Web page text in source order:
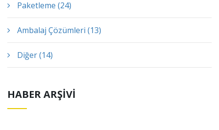
Paketleme (24)
Ambalaj Çözümleri (13)
Diğer (14)
HABER ARŞİVİ